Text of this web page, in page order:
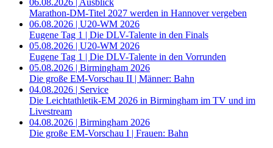
06.08.2026 | Ausblick
Marathon-DM-Titel 2027 werden in Hannover vergeben
06.08.2026 | U20-WM 2026
Eugene Tag 1 | Die DLV-Talente in den Finals
05.08.2026 | U20-WM 2026
Eugene Tag 1 | Die DLV-Talente in den Vorrunden
05.08.2026 | Birmingham 2026
Die große EM-Vorschau II | Männer: Bahn
04.08.2026 | Service
Die Leichtathletik-EM 2026 in Birmingham im TV und im
Livestream
04.08.2026 | Birmingham 2026
Die große EM-Vorschau I | Frauen: Bahn